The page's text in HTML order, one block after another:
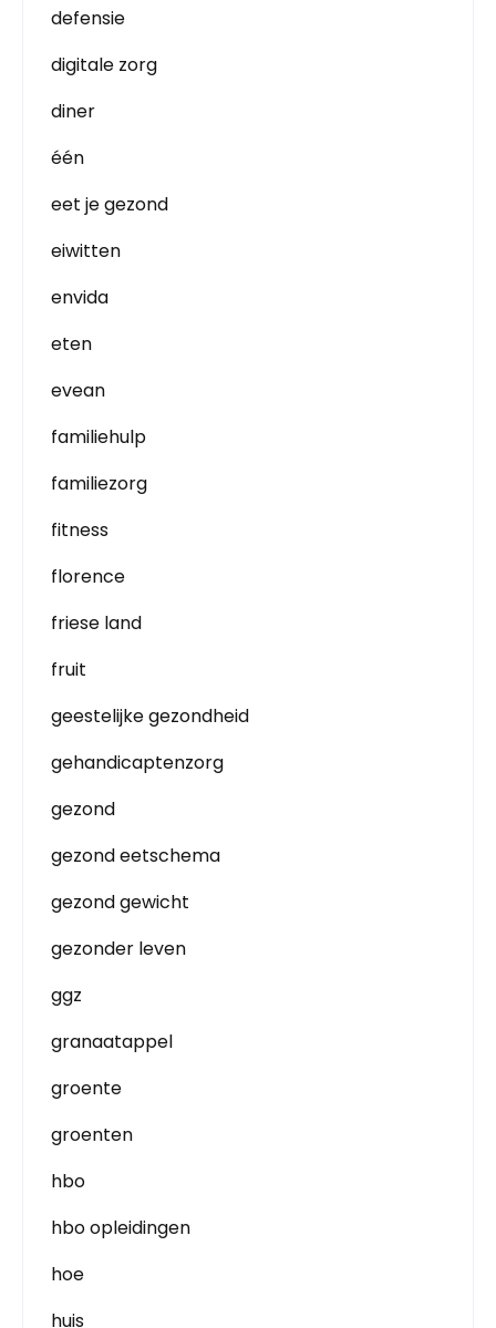
defensie
digitale zorg
diner
één
eet je gezond
eiwitten
envida
eten
evean
familiehulp
familiezorg
fitness
florence
friese land
fruit
geestelijke gezondheid
gehandicaptenzorg
gezond
gezond eetschema
gezond gewicht
gezonder leven
ggz
granaatappel
groente
groenten
hbo
hbo opleidingen
hoe
huis